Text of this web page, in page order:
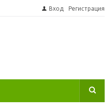
Вход Регистрация